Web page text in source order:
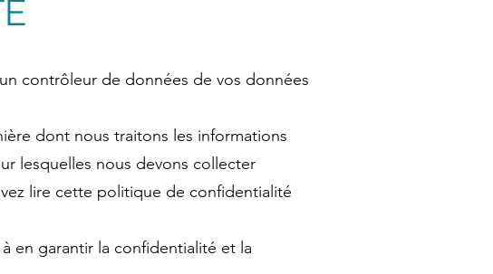
contrôleur de données de vos données
dont nous traitons les informations
lesquelles nous devons collecter
lire cette politique de confidentialité
en garantir la confidentialité et la